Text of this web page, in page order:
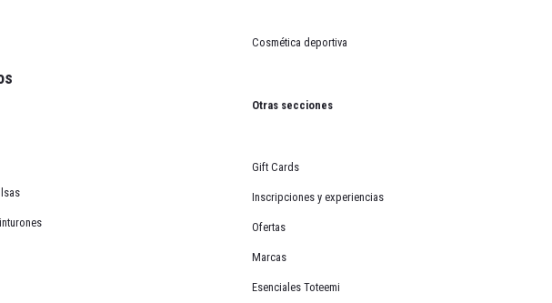
Cosmética deportiva
Otras secciones
Gift Cards
Inscripciones y experiencias
Ofertas
Marcas
Esenciales Toteemi
Venger
Puedes canjearlos en el carrito.
ligero, 3 tamaños y ventilación superior gracias a sus 22 ventilaciones. El
fuera de carretera con el sistema de retención RSR 10 para un ajuste